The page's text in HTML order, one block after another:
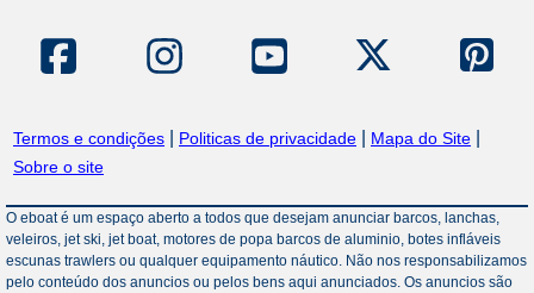
Termos e condições Politicas de privacidade Mapa do Site
Sobre o site
O eboat é um espaço aberto a todos que desejam anunciar barcos, lanchas,
veleiros, jet ski, jet boat, motores de popa barcos de aluminio, botes infláveis
escunas trawlers ou qualquer equipamento náutico. Não nos responsabilizamos
pelo conteúdo dos anuncios ou pelos bens aqui anunciados. Os anuncios são